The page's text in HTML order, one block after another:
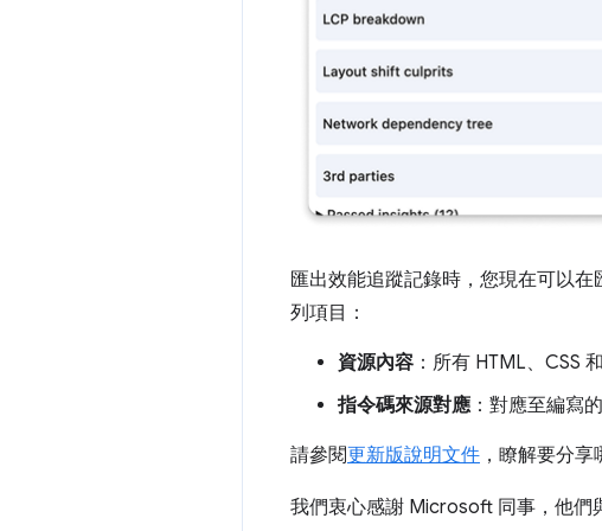
匯出效能追蹤記錄時，您現在可以
列項目：
資源內容 ：所有 HTML、CSS
指令碼來源對應：對應至編寫
請參閱更新版說明文件 ，瞭解要分
我們衷心感謝 Microsoft 同事，他們